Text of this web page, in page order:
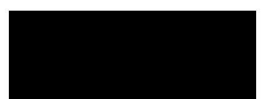
• จีน